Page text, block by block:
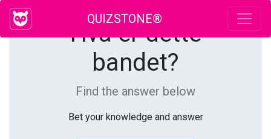
QUIZSTONE®
Hva er dette
bandet?
Find the answer below
Bet your knowledge and answer